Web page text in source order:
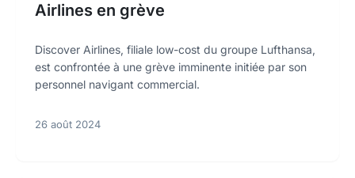
Airlines en grève
Discover Airlines, filiale low-cost du groupe Lufthansa,
est confrontée à une grève imminente initiée par son
personnel navigant commercial.
26 août 2024